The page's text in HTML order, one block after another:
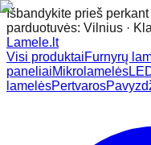
Išbandykite prieš
parduotuvės: Vilnius ·
Lamele.lt
Visi produktaiFurnyrų
paneliaiMikrolamelės
lamelėsPertvaros